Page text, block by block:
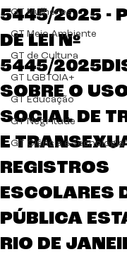
GT Mulheres
GT Meio Ambiente
GT de Cultura
GT LGBTQIA+
GT Educação
GT Negritude
GT Ciência e Tecnologia
5445/2025 -
DE LEI Nº
5445/
SOBRE O
SOCIAL DE
E
REGISTROS
ESCOLARES
PÚBLICA
RIO DE